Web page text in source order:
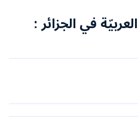
في الجزائر :